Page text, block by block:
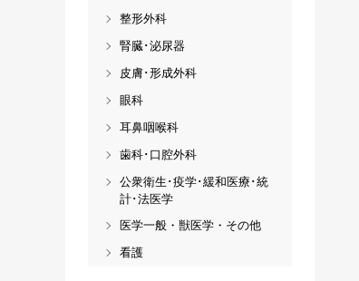
整形外科
腎臓･泌尿器
皮膚･形成外科
眼科
耳鼻咽喉科
歯科･口腔外科
公衆衛生･疫学･緩和医療･統
計･法医学
医学一般・獣医学・その他
看護